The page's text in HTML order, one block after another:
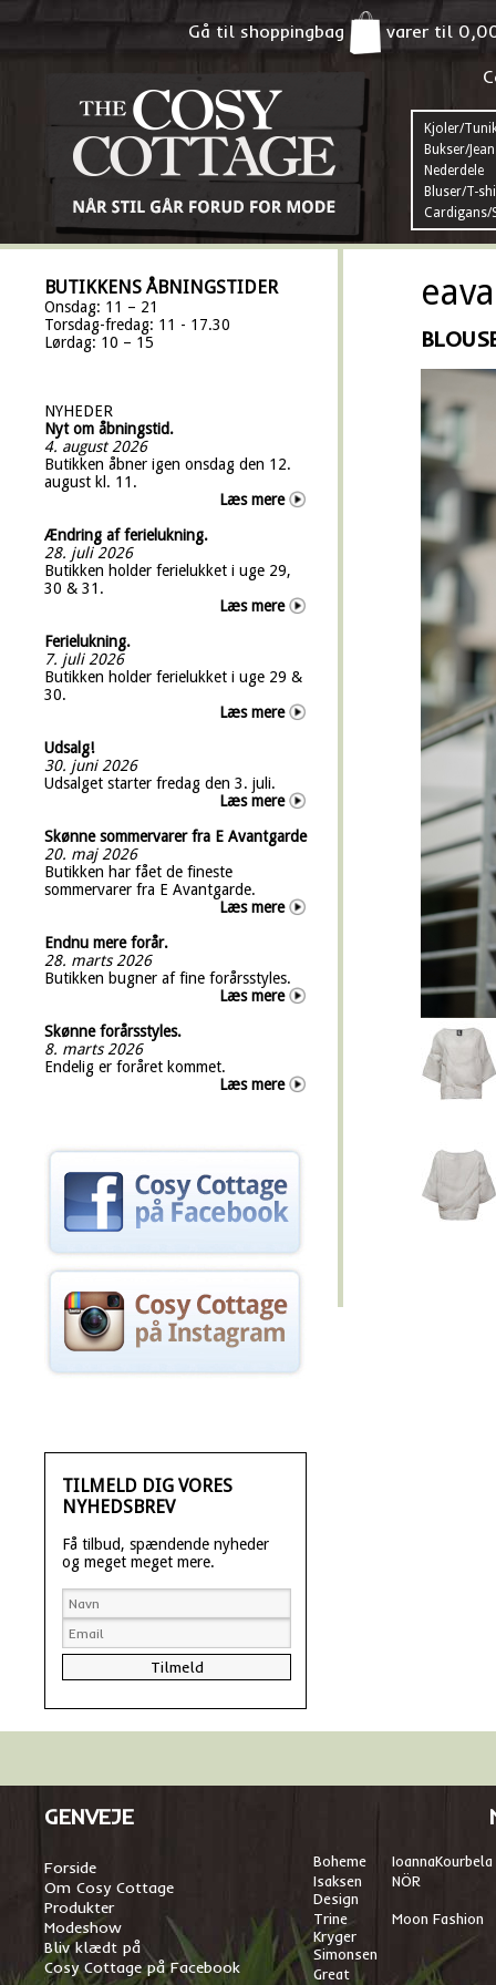
Gå til shoppingbag varer til
Kjoler/
Bukser/
Nederdele
Bluser/T-
Cardigans/
BUTIKKENS ÅBNINGSTIDER
Onsdag: 11 – 21
Torsdag-fredag: 11 - 17.30
Lørdag: 10 – 15
NYHEDER
Nyt om åbningstid.
4. august 2026
Butikken åbner igen onsdag den 12.
august kl. 11.
Læs mere
Ændring af ferielukning.
28. juli 2026
Butikken holder ferielukket i uge 29,
30 & 31.
Læs mere
Ferielukning.
7. juli 2026
Butikken holder ferielukket i uge 29 &
30.
Læs mere
Udsalg!
30. juni 2026
Udsalget starter fredag den 3. juli.
Læs mere
Skønne sommervarer fra E Avantgarde
20. maj 2026
Butikken har fået de fineste
sommervarer fra E Avantgarde.
Læs mere
Endnu mere forår.
28. marts 2026
Butikken bugner af fine forårsstyles.
Læs mere
Skønne forårsstyles.
8. marts 2026
Endelig er foråret kommet.
Læs mere
TILMELD DIG VORES
NYHEDSBREV
Få tilbud, spændende nyheder
og meget meget mere.
GENVEJE
Forside
Om Cosy Cottage
Produkter
Modeshow
Bliv klædt på
Cosy Cottage på Facebook
Boheme IoannaKourbela
Isaksen
Design
NÖR
Trine
Kryger
Simonsen
Moon Fashion
Great